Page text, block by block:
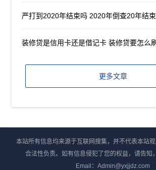
严打到2020年结束吗 2020年倒查20年结
装修贷是信用卡还是借记卡 装修贷要怎么
更多文章
本站所有信息均来源于互联网搜集，并不代表本站
合法性负责。如有信息侵犯了您的权益，请告知
Email：Admin@yxjjdz.com